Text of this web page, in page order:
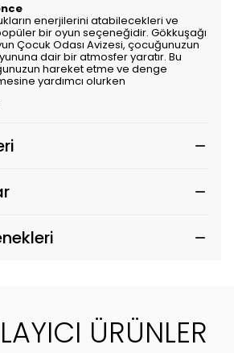
enerjilerini atabilecekleri ve
bir oyun seçeneğidir. Gökkuşağı
Çocuk Odası Avizesi, çocuğunuzun
dair bir atmosfer yaratır. Bu
hareket etme ve denge
yardımcı olurken
ÜRÜNLER